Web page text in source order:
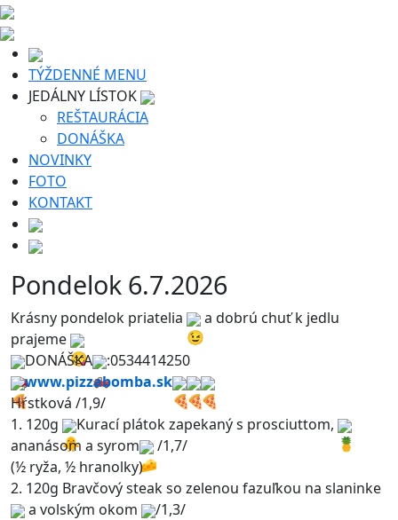
TÝŽDENNÉ MENU
JEDÁLNY LÍSTOK
REŠTAURÁCIA
DONÁŠKA
NOVINKY
FOTO
KONTAKT
Pondelok 6.7.2026
Krásny pondelok priatelia
a dobrú chuť k jedlu
prajeme
DONÁŠKA
:0534414250
www.pizzabomba.sk
Hŕstková /1,9/
1. 120g
Kurací plátok zapekaný s prosciuttom,
ananásom a syrom
/1,7/
(½ ryža, ½ hranolky)
2. 120g Bravčový steak so zelenou fazuľkou na slaninke
a volským okom
/1,3/